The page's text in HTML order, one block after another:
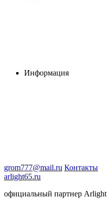
Информация
grom777@mail.ru Контакты
arlight65.ru
официальный партнер Arlight